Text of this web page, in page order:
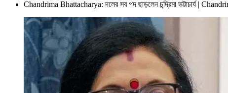
Chandrima Bhattacharya: দলের সব পদ ছাড়লেন চন্দ্রিমা ভট্টাচার্য |